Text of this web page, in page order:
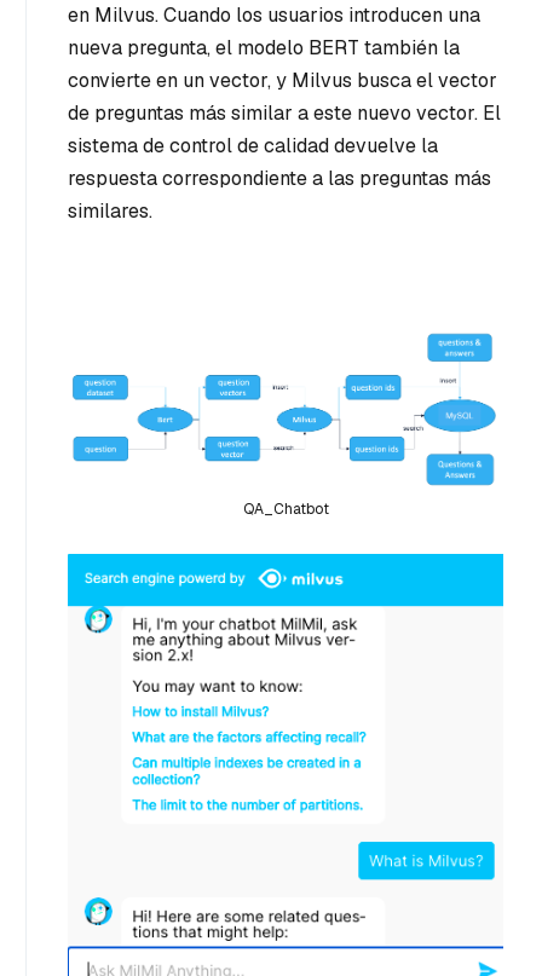
en Milvus. Cuando los usuarios introducen una
nueva pregunta, el modelo BERT también la
convierte en un vector, y Milvus busca el vector
de preguntas más similar a este nuevo vector. El
sistema de control de calidad devuelve la
respuesta correspondiente a las preguntas más
similares.
QA_Chatbot